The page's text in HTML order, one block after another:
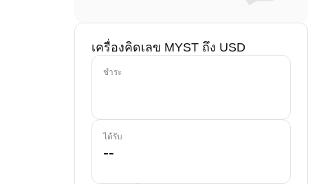
เครื่องคิดเลข MYST ถึง USD
ชำระ
ได้รับ